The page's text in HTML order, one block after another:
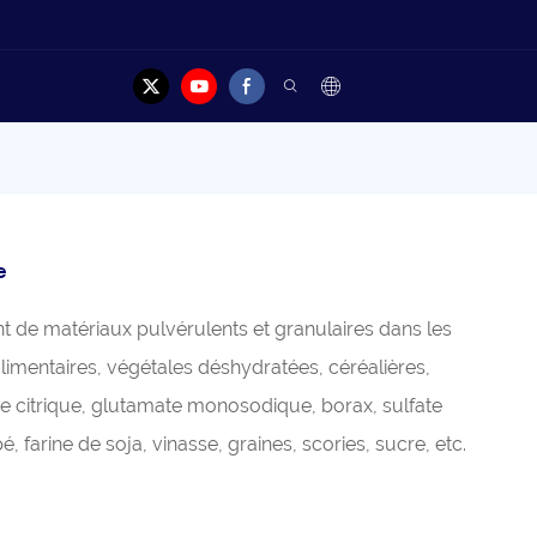
Contacter
de matériaux pulvérulents et granulaires dans les
végétales déshydratées, céréalières,
citrique, glutamate monosodique, borax, sulfate
farine de soja, vinasse, graines, scories, sucre, etc.